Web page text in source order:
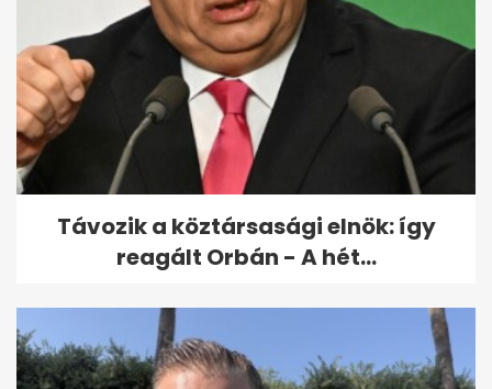
Ördög Nóra: a Szombat esti láz
előtt azt mondták, egy hét...
Távozik a köztársasági elnök: így
reagált Orbán - A hét...